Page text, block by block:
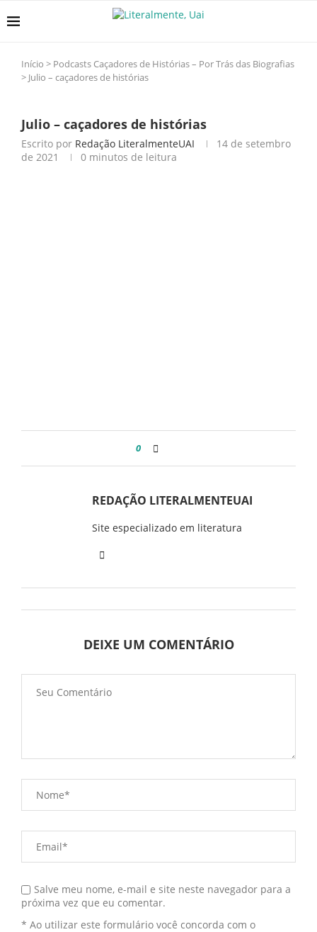
Início > Podcasts Caçadores de Histórias – Por Trás das Biografias
> Julio – caçadores de histórias
Julio – caçadores de histórias
Escrito por Redação LiteralmenteUAI
14 de setembro
de 2021
0 minutos de leitura
0
REDAÇÃO LITERALMENTEUAI
Site especializado em literatura
DEIXE UM COMENTÁRIO
Salve meu nome, e-mail e site neste navegador para a
próxima vez que eu comentar.
* Ao utilizar este formulário você concorda com o